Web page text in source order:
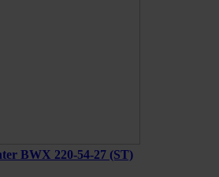
BWX 220-54-27 (ST)